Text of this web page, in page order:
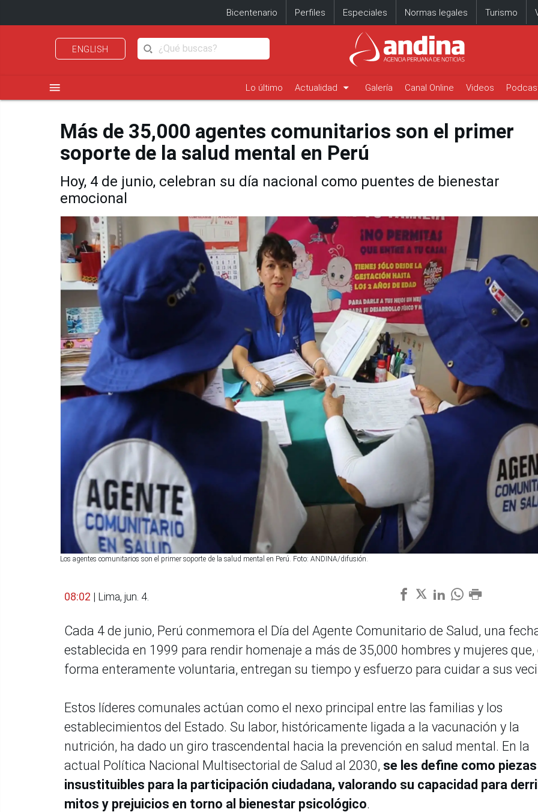
Bicentenario Perfiles Especiales Normas legales Turismo
ENGLISH
menu Lo último Actualidad arrow_drop_down Galería Canal Online Videos
Más de 35,000 agentes comunitarios son el primer
soporte de la salud mental en Perú
Hoy, 4 de junio, celebran su día nacional como puentes de bienestar
emocional
Los agentes comunitarios son el primer soporte de la salud mental en Perú. Foto: ANDINA/difusión.
08:02 | Lima, jun. 4.
Cada 4 de junio, Perú conmemora el Día del Agente Comunitario de Salud, una
establecida en 1999 para rendir homenaje a más de 35,000 hombres y mujeres que,
forma enteramente voluntaria, entregan su tiempo y esfuerzo para cuidar a sus
Estos líderes comunales actúan como el nexo principal entre las familias y los
establecimientos del Estado. Su labor, históricamente ligada a la vacunación y la
nutrición, ha dado un giro trascendental hacia la prevención en salud mental. En la
actual Política Nacional Multisectorial de Salud al 2030, se les define como piezas
insustituibles para la participación ciudadana, valorando su capacidad para
mitos y prejuicios en torno al bienestar psicológico.